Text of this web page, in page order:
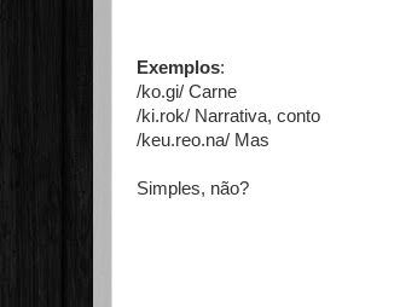
Exemplos:
/ko.gi/ Carne
/ki.rok/ Narrativa, conto
/keu.reo.na/ Mas
Simples, não?